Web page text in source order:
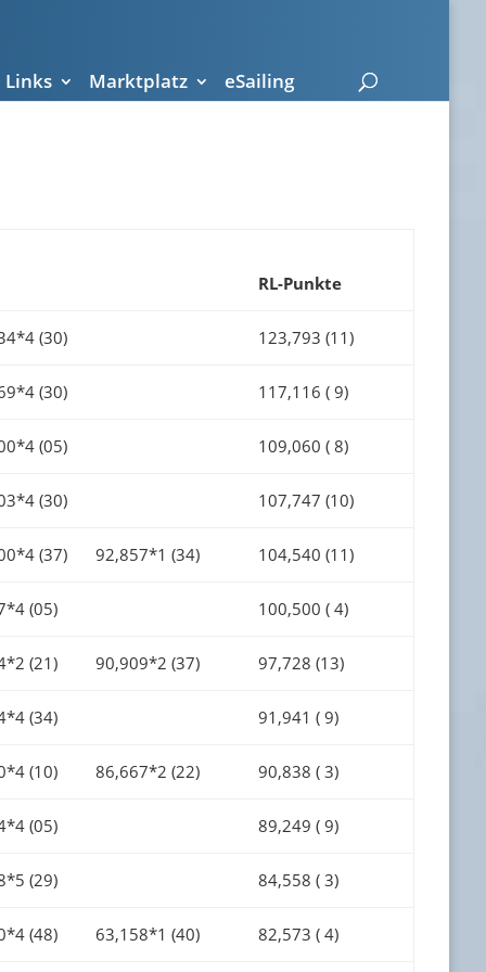
Links Marktplatz eSailing
RL-Punkte
(30) 123,793 (11)
(30) 117,116 ( 9)
(05) 109,060 ( 8)
(30) 107,747 (10)
(37) 92,857*1 (34) 104,540 (11)
(05) 100,500 ( 4)
(21) 90,909*2 (37) 97,728 (13)
(34) 91,941 ( 9)
(10) 86,667*2 (22) 90,838 ( 3)
(05) 89,249 ( 9)
(29) 84,558 ( 3)
(48) 63,158*1 (40) 82,573 ( 4)